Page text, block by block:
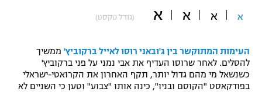
תקנון משתתפים וזוכים בפרסים
תקנון עבור פעילות אלקטרה
תקנון עבור פעילות ספורט 1 – "מרלן"
גיימינג E-Sports
כדורמים
בייסבול MLB
א א א א (גודל טקסט)
העימות המתוקשר בין ג'ובאני רוסו לאייל ברקוביץ' ממשיך
להסלים. לאחר שרוסו העדיף את אבי נמני על פני ברקוביץ'
כשנשאל מי מהם גדול יותר, תקף האחרון את הקרואטי-ישראלי
בפודקאסט "הקוסם ובניו", כינה אותו "צבוע" וטען כי השניים לא